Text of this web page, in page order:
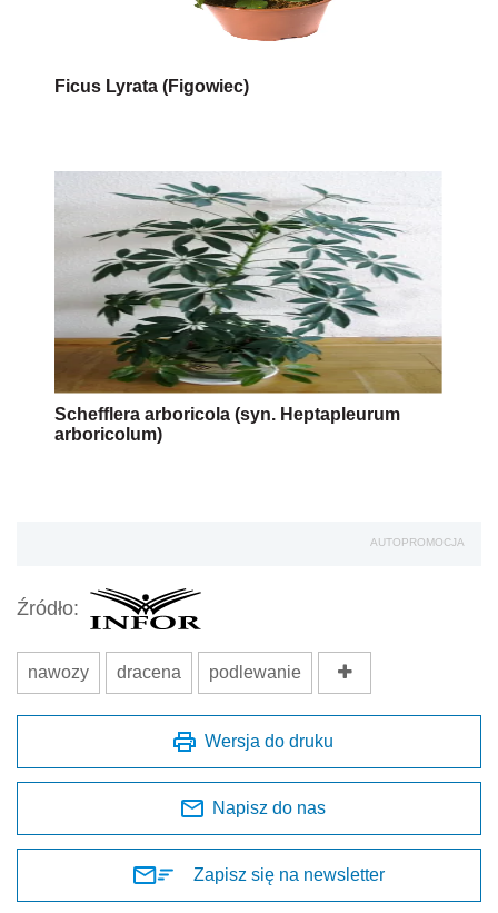
Ficus Lyrata (Figowiec)
Schefflera arboricola (syn. Heptapleurum
arboricolum)
AUTOPROMOCJA
Źródło:
nawozy dracena podlewanie
Wersja do druku
Napisz do nas
Zapisz się na newsletter